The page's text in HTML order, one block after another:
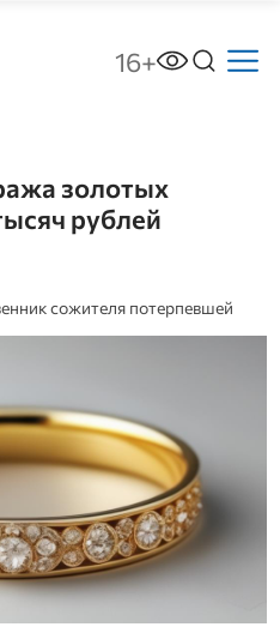
16+
золотых
рублей
сожителя потерпевшей